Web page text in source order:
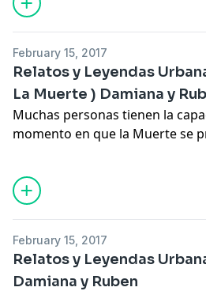
terrorificas,
February 15, 2017
Relatos y Leyendas
La Muerte ) Damiana y
Muchas personas tienen la
momento en que la Muerte se
February 15, 2017
Relatos y Leyendas
Damiana y Ruben